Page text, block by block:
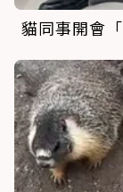
貓同事開會